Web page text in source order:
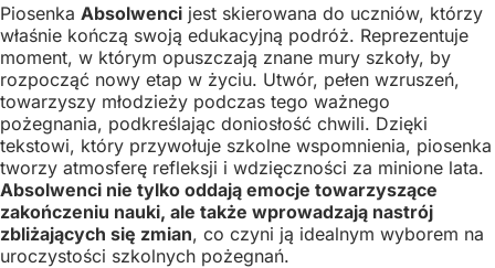
Piosenka Absolwenci jest skierowana do uczniów, którzy
właśnie kończą swoją edukacyjną podróż. Reprezentuje
moment, w którym opuszczają znane mury szkoły, by
rozpocząć nowy etap w życiu. Utwór, pełen wzruszeń,
towarzyszy młodzieży podczas tego ważnego
pożegnania, podkreślając doniosłość chwili. Dzięki
tekstowi, który przywołuje szkolne wspomnienia, piosenka
tworzy atmosferę refleksji i wdzięczności za minione lata.
Absolwenci nie tylko oddają emocje towarzyszące
zakończeniu nauki, ale także wprowadzają nastrój
zbliżających się zmian, co czyni ją idealnym wyborem na
uroczystości szkolnych pożegnań.